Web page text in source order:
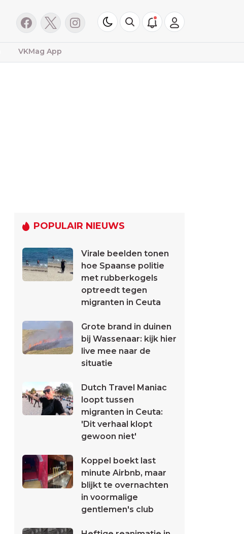
VKMag App
POPULAIR NIEUWS
Virale beelden tonen
hoe Spaanse politie
met rubberkogels
optreedt tegen
migranten in Ceuta
Grote brand in duinen
bij Wassenaar: kijk hier
live mee naar de
situatie
Dutch Travel Maniac
loopt tussen
migranten in Ceuta:
'Dit verhaal klopt
gewoon niet'
Koppel boekt last
minute Airbnb, maar
blijkt te overnachten
in voormalige
gentlemen's club